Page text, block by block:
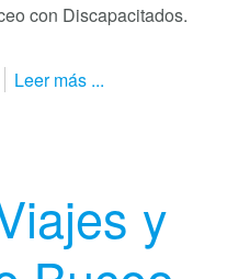
con Discapacitados.
Leer más ...
y